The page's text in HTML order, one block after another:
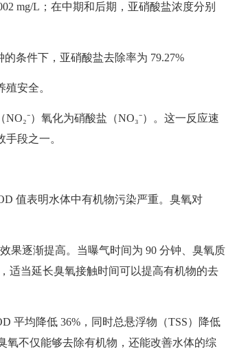
mg/L；在中期和后期，亚硝酸盐浓度分别
条件下，亚硝酸盐去除率为 79.27%
安全。
）氧化为硝酸盐（NO₃⁻）。这一反应速
段之一。
值表明水体中有机物污染严重。臭氧对
果逐渐提高。当曝气时间为 90 分钟、臭氧质
适当延长臭氧接触时间可以提高有机物的去
平均降低 36%，同时总悬浮物（TSS）降低
氧不仅能够去除有机物，还能改善水体的综